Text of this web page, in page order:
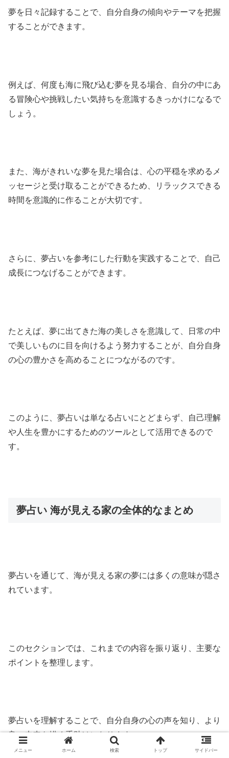
夢を日々記録することで、自分自身の傾向やテーマを把握
することができます。
例えば、何度も海に飛び込む夢を見る場合、自分の中にあ
る冒険心や挑戦したい気持ちを意識するきっかけになるで
しょう。
また、海がきれいな夢を見た場合は、心の平穏を求めるメ
ッセージと受け取ることができるため、リラックスできる
時間を意識的に作ることが大切です。
さらに、夢占いを参考にした行動を実践することで、自己
成長につなげることができます。
たとえば、夢に出てきた海の美しさを意識して、日常の中
で美しいものに目を向けるよう努力することが、自分自身
の心の豊かさを高めることにつながるのです。
このように、夢占いは単なる占いにとどまらず、自己理解
や人生を豊かにするためのツールとして活用できるので
す。
夢占い 海が見える家の全体的なまとめ
夢占いを通じて、海が見える家の夢には多くの意味が隠さ
れています。
このセクションでは、これまでの内容を振り返り、主要な
ポイントを整理します。
夢占いを理解することで、自分自身の心の声を知り、より
良い未来を描く手助けになります。
メニュー ホーム 検索 トップ サイドバー